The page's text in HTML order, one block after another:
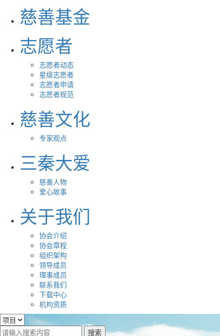
慈善基金
志愿者
志愿者动态
星级志愿者
志愿者申请
志愿者规范
慈善文化
专家观点
三秦大爱
慈善人物
爱心故事
关于我们
协会介绍
协会章程
组织架构
领导成员
理事成员
联系我们
下载中心
机构资质